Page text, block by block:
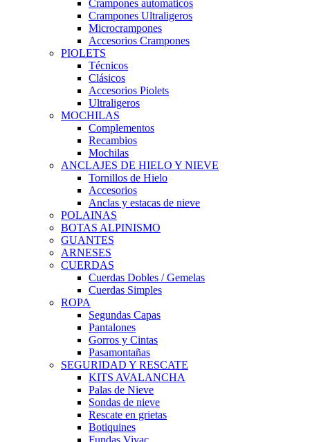
Crampones automaticos
Crampones Ultraligeros
Microcrampones
Accesorios Crampones
PIOLETS
Técnicos
Clásicos
Accesorios Piolets
Ultraligeros
MOCHILAS
Complementos
Recambios
Mochilas
ANCLAJES DE HIELO Y NIEVE
Tornillos de Hielo
Accesorios
Anclas y estacas de nieve
POLAINAS
BOTAS ALPINISMO
GUANTES
ARNESES
CUERDAS
Cuerdas Dobles / Gemelas
Cuerdas Simples
ROPA
Segundas Capas
Pantalones
Gorros y Cintas
Pasamontañas
SEGURIDAD Y RESCATE
KITS AVALANCHA
Palas de Nieve
Sondas de nieve
Rescate en grietas
Botiquines
Fundas Vivac